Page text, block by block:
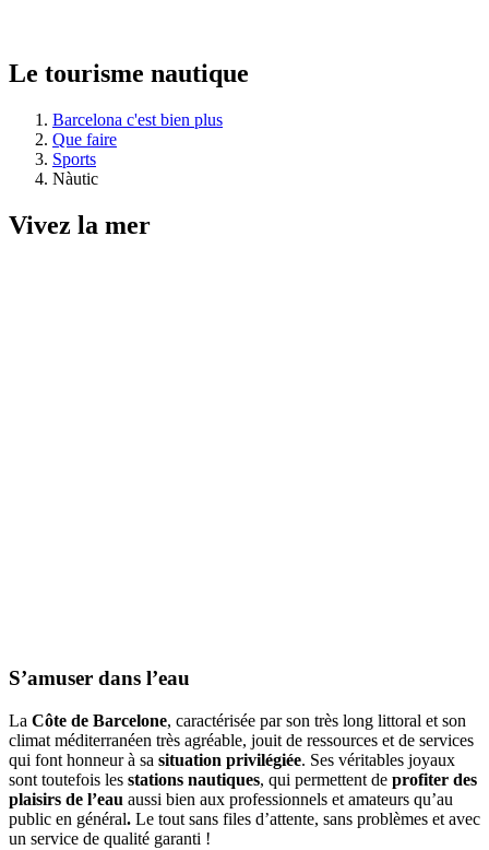
Le tourisme nautique
Barcelona c'est bien plus
Que faire
Sports
Nàutic
Vivez la mer
S’amuser dans l’eau
La Côte de Barcelone, caractérisée par son très long littoral et son
climat méditerranéen très agréable, jouit de ressources et de services
qui font honneur à sa situation privilégiée. Ses véritables joyaux
sont toutefois les stations nautiques, qui permettent de profiter des
plaisirs de l’eau aussi bien aux professionnels et amateurs qu’au
public en général. Le tout sans files d’attente, sans problèmes et avec
un service de qualité garanti !